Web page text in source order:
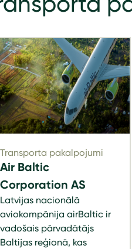
Transporta pakalpojumi
Air Baltic
Corporation AS
Latvijas nacionālā
aviokompānija airBaltic ir
vadošais pārvadātājs
Baltijas reģionā, kas